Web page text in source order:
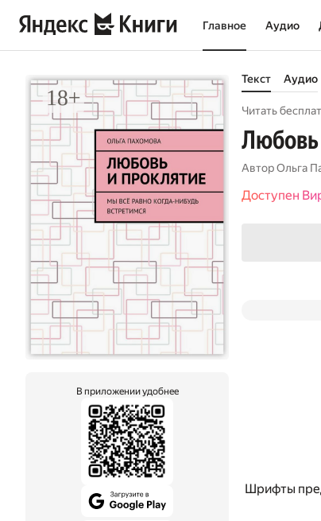
Главное Аудио
В приложении удобнее
Текст Аудио
Читать
Любовь
АвторОльга
Доступен
Шрифты